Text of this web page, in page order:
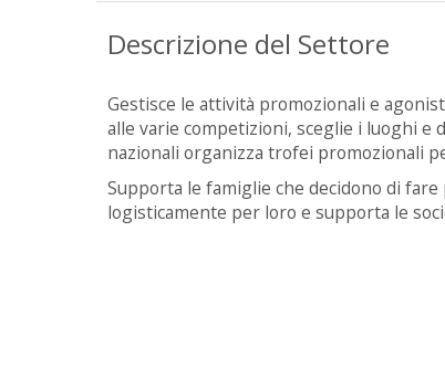
Descrizione del Settore
Gestisce le attività promozionali e
alle varie competizioni, sceglie i luoghi e
nazionali organizza trofei promozionali
Supporta le famiglie che decidono di
logisticamente per loro e supporta le